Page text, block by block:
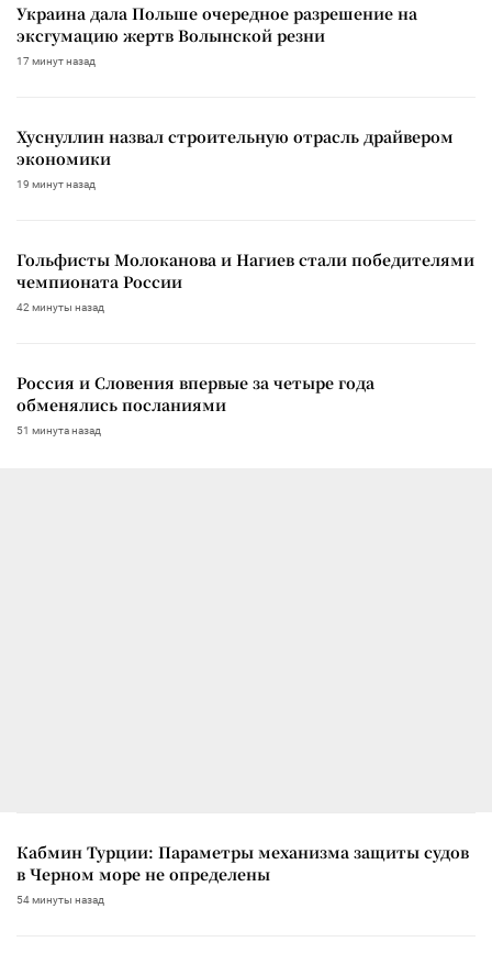
Украина дала Польше очередное разрешение на
эксгумацию жертв Волынской резни
17 минут назад
Хуснуллин назвал строительную отрасль драйвером
экономики
19 минут назад
Гольфисты Молоканова и Нагиев стали победителями
чемпионата России
42 минуты назад
Россия и Словения впервые за четыре года
обменялись посланиями
51 минута назад
Кабмин Турции: Параметры механизма защиты судов
в Черном море не определены
54 минуты назад